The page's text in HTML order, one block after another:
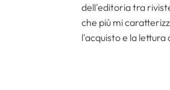
dell'editoria tra
che più mi
l'acquisto e la lettura